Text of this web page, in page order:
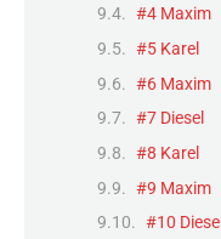
#4 Maxim
#5 Karel
#6 Maxim
#7 Diesel
#8 Karel
#9 Maxim
#10 Diesel